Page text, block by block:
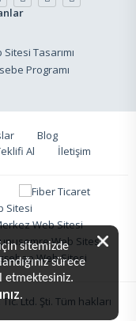
Sitesi Tasarımı
Programı
Blog
Al İletişim
Sitesi
Web Sitesi
Web Sitesi
Web Sitesi
Ltd. Şti. Tüm hakları
sitemizde
sürece
etmektesiniz.